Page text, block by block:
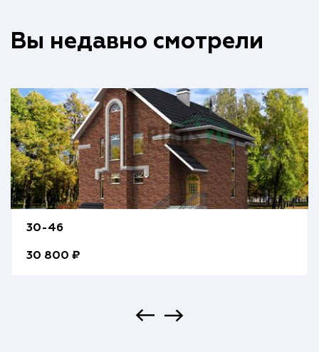
Вы недавно смотрели
30-46
30 800 ₽